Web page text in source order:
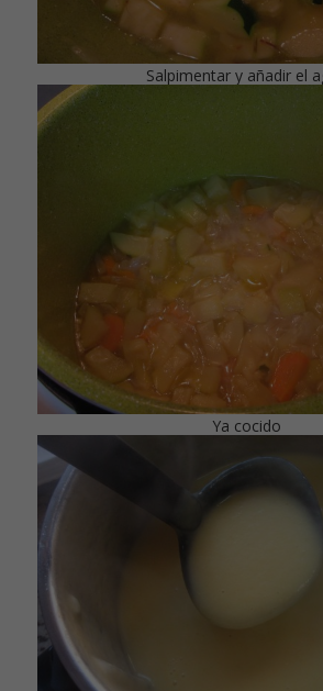
Salpimentar y añadir el
Ya cocido